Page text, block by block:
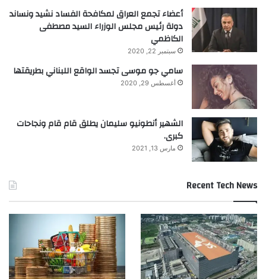
منطقة اليورو عند مستوى 2%
استقرار
منطقة
أعضاء تجمع العراق لمكافحة الفساد نشيد ونساند
دولة رئيس مجلس الوزراء السيد مصطفى
الكاظمي
سبتمبر 22, 2020
سامي جو موسى تجسد الواقع اللبناني بطريقتها
أغسطس 29, 2020
الشهير أنطونيو سليمان يطلق قام قام ونجاحات
كبرى.
مارس 13, 2021
Recent Tech News